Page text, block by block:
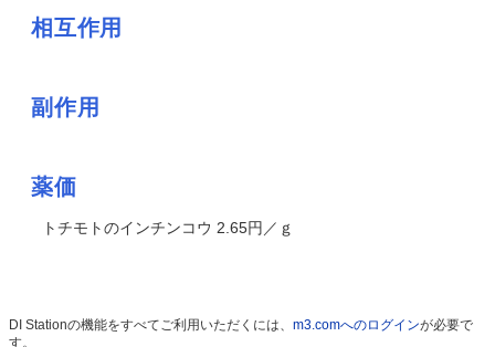
相互作用
副作用
薬価
トチモトのインチンコウ 2.65円／ｇ
DI Stationの機能をすべてご利用いただくには、 m3.comへのログインが必要で
す。